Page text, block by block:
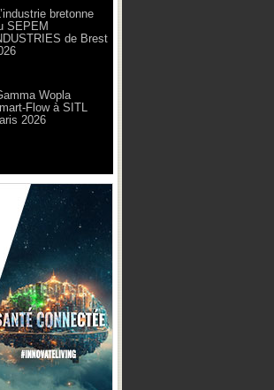
bretonne
SEPEM
de Brest
Wopla
Flow à SITL
2026